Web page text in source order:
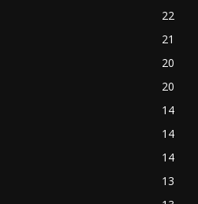
22
21
20
20
14
14
14
13